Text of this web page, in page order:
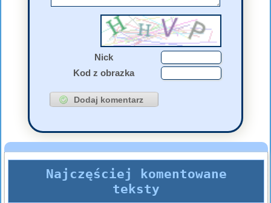
Nick
Kod z obrazka
Najczęściej komentowane
teksty